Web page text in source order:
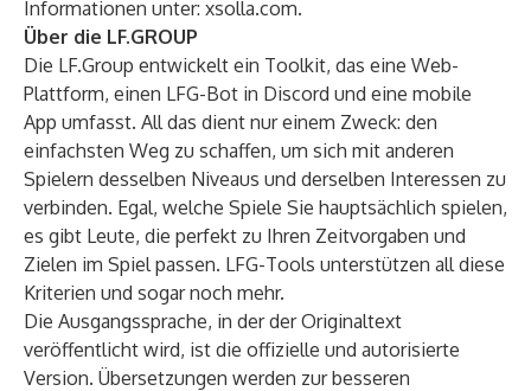
Informationen unter: xsolla.com.
Über die LF.GROUP
Die LF.Group entwickelt ein Toolkit, das eine Web-
Plattform, einen LFG-Bot in Discord und eine mobile
App umfasst. All das dient nur einem Zweck: den
einfachsten Weg zu schaffen, um sich mit anderen
Spielern desselben Niveaus und derselben Interessen zu
verbinden. Egal, welche Spiele Sie hauptsächlich spielen,
es gibt Leute, die perfekt zu Ihren Zeitvorgaben und
Zielen im Spiel passen. LFG-Tools unterstützen all diese
Kriterien und sogar noch mehr.
Die Ausgangssprache, in der der Originaltext
veröffentlicht wird, ist die offizielle und autorisierte
Version. Übersetzungen werden zur besseren